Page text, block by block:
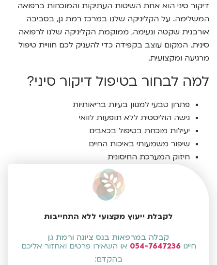
דיקור סיני הוא אחת השיטות העתיקות והמוכחות ברפואה
המשלימה. על הקליניקה שלנו במרכז רמת גן, בסביבה
אורבנית שקטה ונעימה, ממוקמת הקליניקה שלנו לרפואה
סינית. המקום עוצב בקפידה כדי להעניק לכם חוויית טיפול
מרגיעה ומקצועית.
למה לבחור בטיפול דיקור סיני?
פתרון טבעי למגוון בעיות בריאותיות
גישה הוליסטית ללא תופעות לוואי
יעילות מוכחת בטיפול בכאבים
שיפור משמעותי באיכות החיים
חיזוק המערכת החיסונית
לקבלת ייעוץ מקצועי ללא התחייבות
קבלה במרפאות בנס ציונה ורמת גן
חייגו054-7647236 או השאירו פרטים ואחזור אליכם
בהקדם: